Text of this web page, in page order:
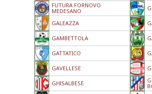
FUTURA FORNOVO
MEDESANO
GALEAZZA
GAMBETTOLA
GATTATICO
GAVELLESE
GHISALBESE